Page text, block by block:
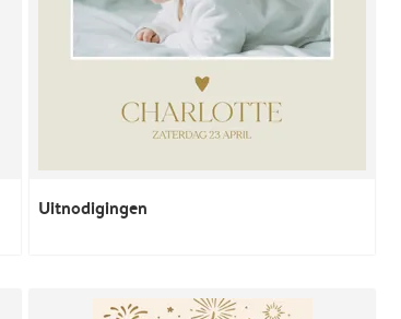
Uitnodigingen